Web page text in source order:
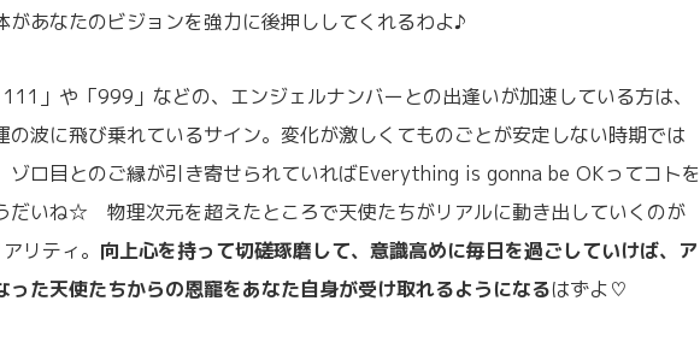
があなたのビジョンを強力に後押ししてくれるわよ♪
」や「999」などの、エンジェルナンバーとの出逢いが加速している方は、
の波に飛び乗れているサイン。変化が激しくてものごとが安定しない時期では
ゾロ目とのご縁が引き寄せられていればEverything is gonna be OKってコトを
だいね☆ 物理次元を超えたところで天使たちがリアルに動き出していくのが
リティ。 向上心を持って切磋琢磨して、意識高めに毎日を過ごしていけば、ア
った天使たちからの恩寵をあなた自身が受け取れるようになるはずよ♡